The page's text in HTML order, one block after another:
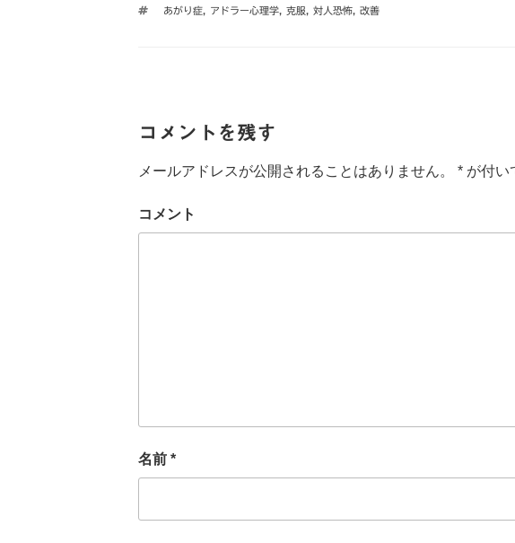
o
e
a
ゴ
タ
あがり症, アドラー心理学, 克服 対人恐怖, 改善
コメントを残す
メールアドレスが公開されることはありません。 * が付い
コメント
名前 *